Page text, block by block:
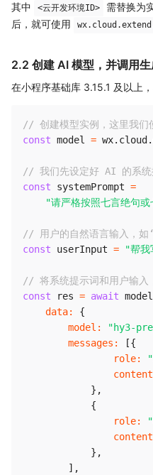
其中 <云开发环境ID>
需替换为
后，就可使用
2.2 创建 AI 模型，并调用
在小程序基础库 3.15.1 及以上
// 创建模型实例，这里我们
const model = wx. cloud .
// 我们先设定好 AI 的系统
const systemPrompt =
"请严格按照七言绝句
// 用户的自然语言输入，如
const userInput = "帮我
// 将系统提示词和用户输入
const res = await model
data:
{
model : "hy3-
messages : [{
role:
content
} ,
{
role:
content
} ,
] ,